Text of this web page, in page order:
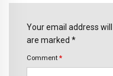
Your email address
are marked *
Comment *